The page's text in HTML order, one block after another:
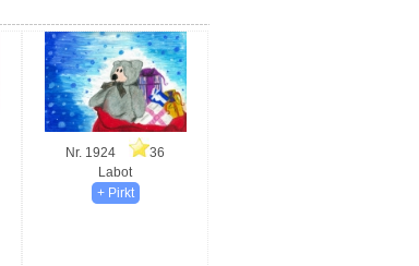
Nr. 1924
36
Labot